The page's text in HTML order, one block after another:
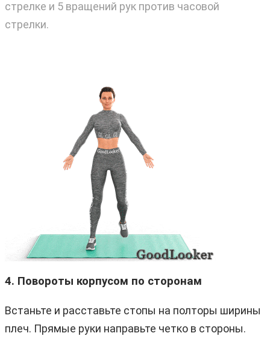
стрелке и 5 вращений рук против часовой
стрелки.
4. Повороты корпусом по сторонам
Встаньте и расставьте стопы на полторы ширины
плеч. Прямые руки направьте четко в стороны.